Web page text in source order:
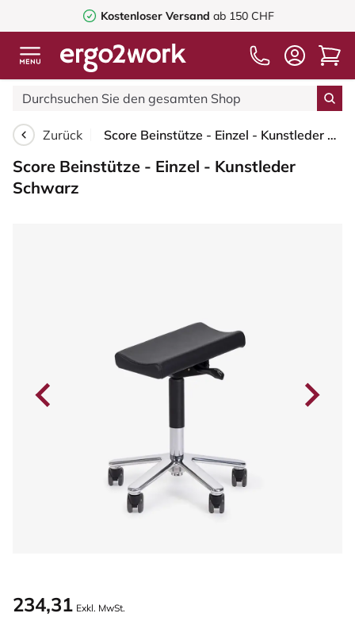
Kostenloser Versand ab 150 CHF
Zurück Score Beinstütze - Einzel - Kunstleder Schwarz
Score Beinstütze - Einzel - Kunstleder
Schwarz
234,31 Exkl. MwSt.